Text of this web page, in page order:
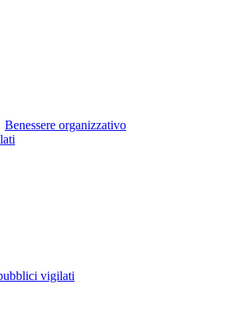
Benessere organizzativo
vigilati